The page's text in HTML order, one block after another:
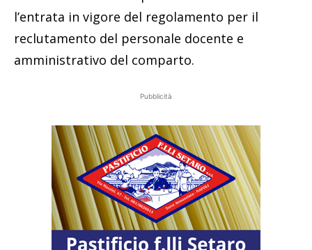
l’entrata in vigore del regolamento per il
reclutamento del personale docente e
amministrativo del comparto.
Pubblicità